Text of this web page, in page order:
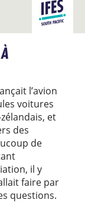
SUD
l’avion
voitures
et
des
de
il y
faire par
questions.